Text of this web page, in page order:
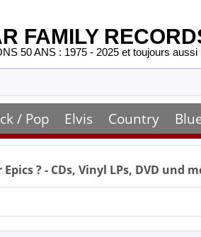
FAMILY
50 ANS : 1975 - 2025 et toujours aussi
/ Pop Elvis Country
Epics? - CDs, Vinyl LPs, DVD und